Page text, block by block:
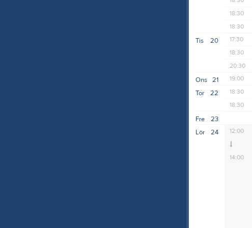
20:00
20:00
18:30
20:00
18:30
20:00
20
Tis 17:30
19:30
18:30
20:00
20:30
21:30
21
Ons 19:00
20:30
22
Tor 18:30
18:30
20:00
23
Fre
24
Lör 12:00
14:00